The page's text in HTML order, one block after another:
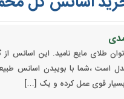
طلای مایع نامید. این
است ،شما با بوییدن اسانس
قوی عمل کرده و یک […]